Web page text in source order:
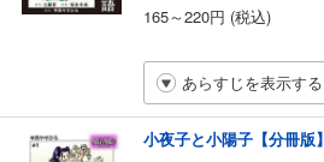
165～220円 (税込)
あらすじを表示する
小夜子と小陽子【分冊版】